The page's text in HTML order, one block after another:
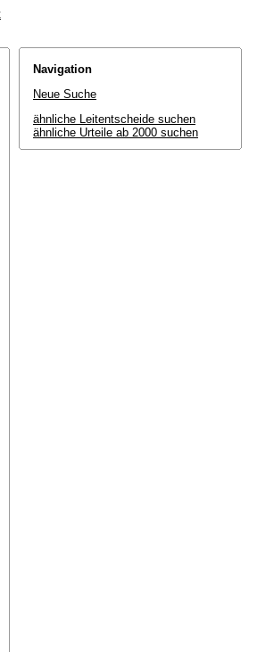
Navigation
Neue Suche
ähnliche Leitentscheide suchen
ähnliche Urteile ab 2000 suchen